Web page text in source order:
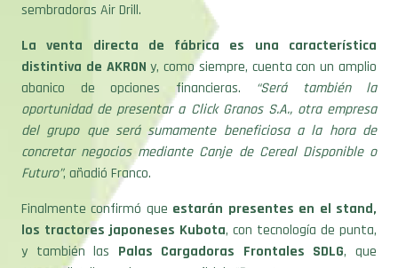
sembradoras Air Drill.
La venta directa de fábrica es una característica
distintiva de AKRON y, como siempre, cuenta con un amplio
abanico de opciones financieras. “Será también la
oportunidad de presentar a Click Granos S.A., otra empresa
del grupo que será sumamente beneficiosa a la hora de
concretar negocios mediante Canje de Cereal Disponible o
Futuro”, añadió Franco.
Finalmente confirmó que estarán presentes en el stand,
los tractores japoneses Kubota, con tecnología de punta,
y también las Palas Cargadoras Frontales SDLG, que